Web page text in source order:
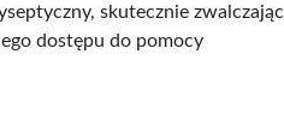
skutecznie zwalczając
dostępu do pomocy